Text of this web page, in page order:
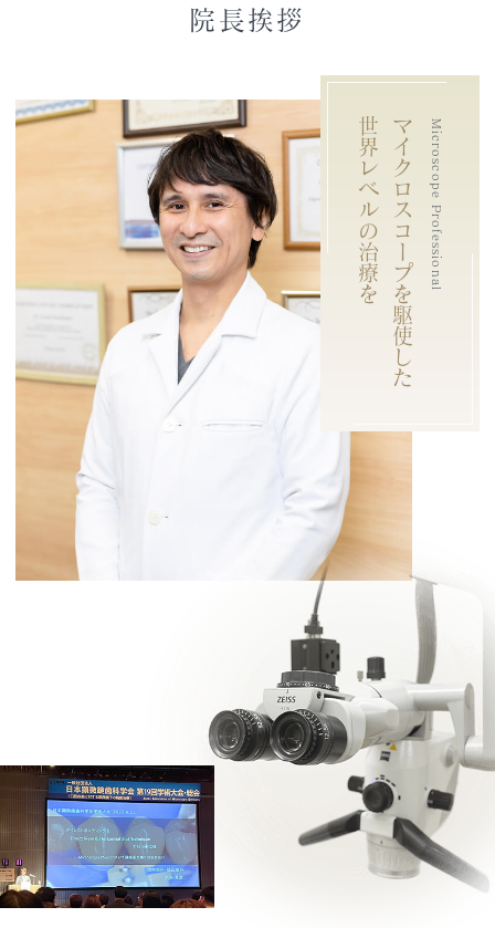
院長挨拶
Microscope Professional
マイクロスコープを駆使した
世界レベルの治療を